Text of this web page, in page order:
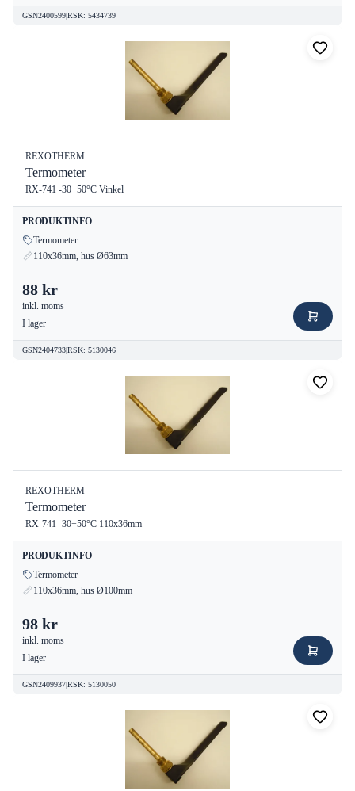
GSN2400599|RSK: 5434739
REXOTHERM
Termometer
RX-741 -30+50°C Vinkel
PRODUKTINFO
Termometer
110x36mm, hus Ø63mm
88 kr
inkl. moms
I lager
GSN2404733|RSK: 5130046
REXOTHERM
Termometer
RX-741 -30+50°C 110x36mm
PRODUKTINFO
Termometer
110x36mm, hus Ø100mm
98 kr
inkl. moms
I lager
GSN2409937|RSK: 5130050